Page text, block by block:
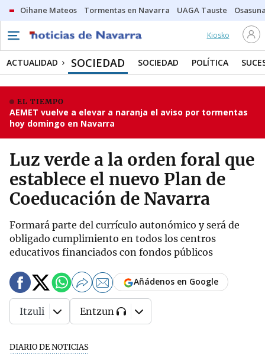
Oihane Mateos Tormentas en Navarra UAGA Tauste
Kiosko
ACTUALIDAD SOCIEDAD SOCIEDAD POLÍTICA
EL TIEMPO
AEMET vuelve a elevar a naranja el aviso por tormentas
hoy domingo en Navarra
Luz verde a la orden foral que
establece el nuevo Plan de
Coeducación de Navarra
Formará parte del currículo autonómico y será de
obligado cumplimiento en todos los centros
educativos financiados con fondos públicos
DIARIO DE NOTICIAS
Añádenos en Google
Itzuli Entzun